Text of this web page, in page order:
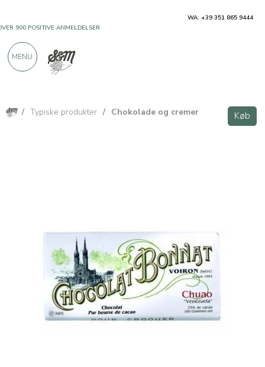
/ Typiske produkter / Chokolade og cremer Køb
WA: +39 351 865 9444
MENU